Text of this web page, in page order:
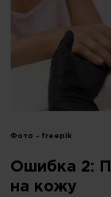
Фото - freepik
Ошибка 2:
на кожу